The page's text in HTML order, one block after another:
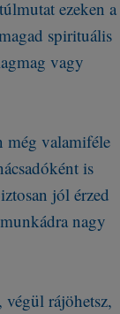
ezeken a
spirituális
vagy
még valamiféle
is
jól érzed
nagy
rájöhetsz,